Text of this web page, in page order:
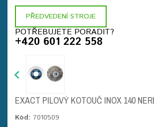
PŘEDVEDENÍ STROJE
POTŘEBUJETE PORADIT?
+420 601 222 558
EXACT PILOVÝ KOTOUČ INOX 140
Kód: 7010509